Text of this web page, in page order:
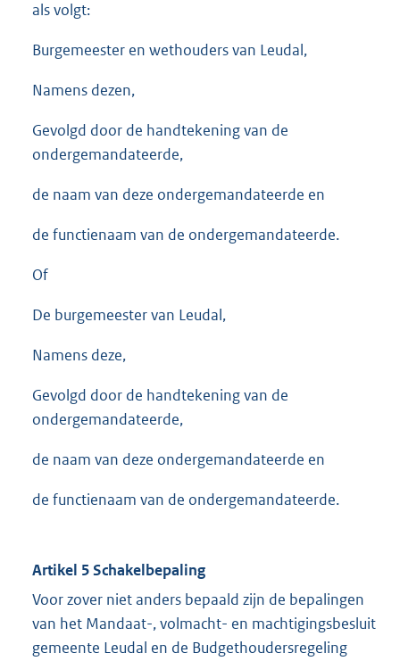
als volgt:
Burgemeester en wethouders van Leudal,
Namens dezen,
Gevolgd door de handtekening van de
ondergemandateerde,
de naam van deze ondergemandateerde en
de functienaam van de ondergemandateerde.
Of
De burgemeester van Leudal,
Namens deze,
Gevolgd door de handtekening van de
ondergemandateerde,
de naam van deze ondergemandateerde en
de functienaam van de ondergemandateerde.
Artikel 5Schakelbepaling
Voor zover niet anders bepaald zijn de bepalingen
van het Mandaat-, volmacht- en machtigingsbesluit
gemeente Leudal en de Budgethoudersregeling